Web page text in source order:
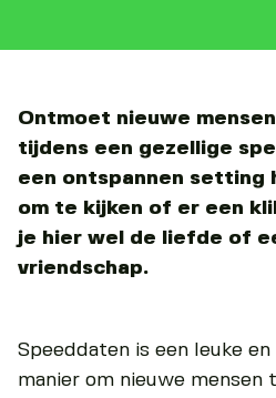
Ontmoet nieuwe
tijdens een gezellige
een ontspannen setting
om te kijken of er een
je hier wel de liefde of
vriendschap.
Speeddaten is een leuke
manier om nieuwe mensen